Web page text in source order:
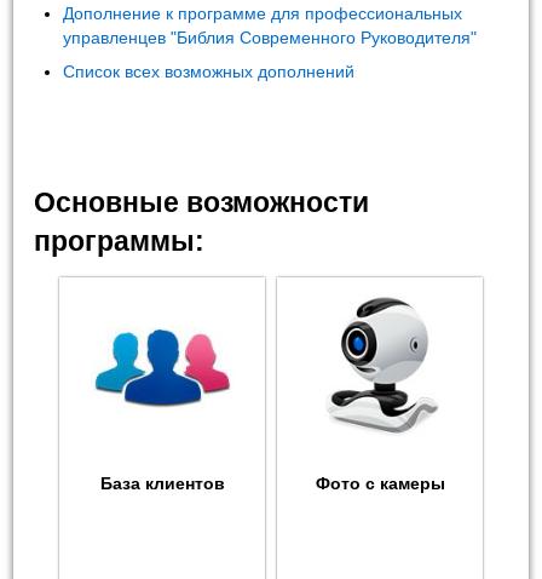
Дополнение к программе для профессиональных
управленцев "Библия Современного Руководителя"
Список всех возможных дополнений
Основные возможности
программы:
База клиентов Фото с камеры